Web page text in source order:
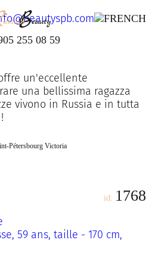
255 08 59
un'eccellente
una bellissima ragazza
vivono in Russia e in tutta
Pétersbourg Victoria
id: 1768